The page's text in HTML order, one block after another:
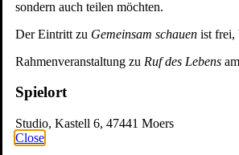
sondern auch teilen möchten.
Der Eintritt zu Gemeinsam schauen ist frei,
Rahmenveranstaltung zu Ruf des Lebens
Spielort
Studio, Kastell 6, 47441 Moers
Close
Tickets
Publikumsbeteiligung
Spielzeit
Kontakt
Ihr Besuch